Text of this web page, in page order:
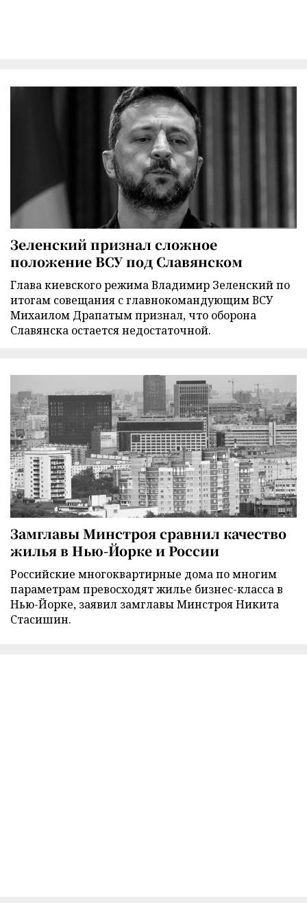
Зеленский признал сложное
положение ВСУ под Славянском
Глава киевского режима Владимир Зеленский по
итогам совещания с главнокомандующим ВСУ
Михаилом Драпатым признал, что оборона
Славянска остается недостаточной.
Замглавы Минстроя сравнил качество
жилья в Нью-Йорке и России
Российские многоквартирные дома по многим
параметрам превосходят жилье бизнес-класса в
Нью-Йорке, заявил замглавы Минстроя Никита
Стасишин.